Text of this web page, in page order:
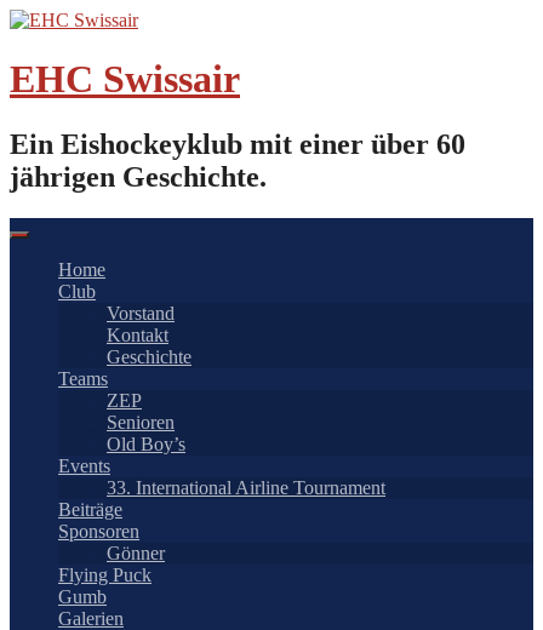
Springe
Inhalt
EHC Swissair
Ein Eishockeyklub mit einer über 60
jährigen Geschichte.
Home
Club
Vorstand
Kontakt
Geschichte
Teams
ZEP
Senioren
Old Boy’s
Events
33. International Airline Tournament
Beiträge
Sponsoren
Gönner
Flying Puck
Gumb
Galerien